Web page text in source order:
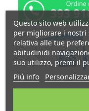
Questo sito web
per migliorare i
relativa alle tue
abitudinidi
suo utilizzo, premi il
Piú info